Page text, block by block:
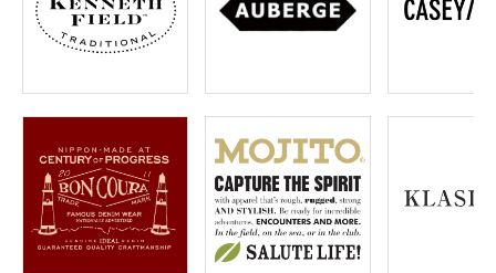
お問い合わせ
OFFICIAL WEB SITE
meeting_room ログイン 会員登録